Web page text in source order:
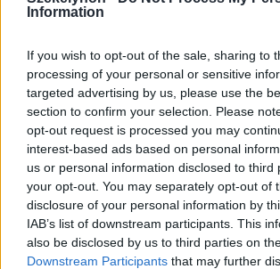
Information
If you wish to opt-out of the sale, sharing to
processing of your personal or sensitive
targeted advertising by us, please use the
section to confirm your selection. Please
opt-out request is processed you may
interest-based ads based on personal
us or personal information disclosed to third
your opt-out. You may separately opt-out of
disclosure of your personal information by
IAB’s list of downstream participants. This
also be disclosed by us to third parties on
Downstream Participants that may further
Aranyérmek
haza Kőszegről a
Nőileg
B. Máthé Zsuzsa:
„doktoriját”
epilepsziámmal